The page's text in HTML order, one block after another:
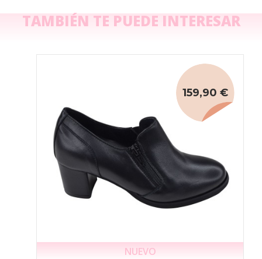
TAMBIÉN TE PUEDE INTERESAR
NUEVO
159,90 €